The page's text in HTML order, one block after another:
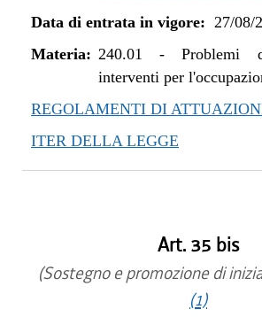
Data di entrata in vigore: 27/08/
Materia: 240.01 -Problemi
interventi per
REGOLAMENTI DI
ITER DELLA LEGGE
Art. 35 bis
(Sostegno e promozione di
(1)